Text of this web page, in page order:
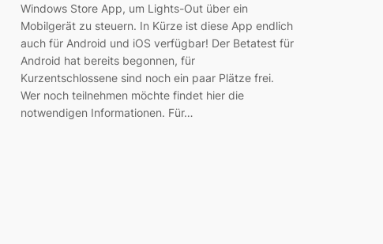
Windows Store App, um Lights-Out über ein
Mobilgerät zu steuern. In Kürze ist diese App endlich
auch für Android und iOS verfügbar! Der Betatest für
Android hat bereits begonnen, für
Kurzentschlossene sind noch ein paar Plätze frei.
Wer noch teilnehmen möchte findet hier die
notwendigen Informationen. Für…